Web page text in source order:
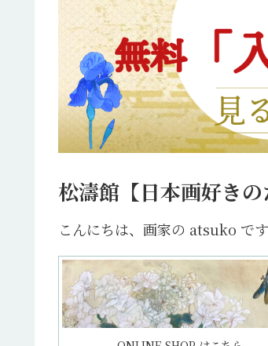
松濤館【日本画好き
こんにちは、画家の atsuko で